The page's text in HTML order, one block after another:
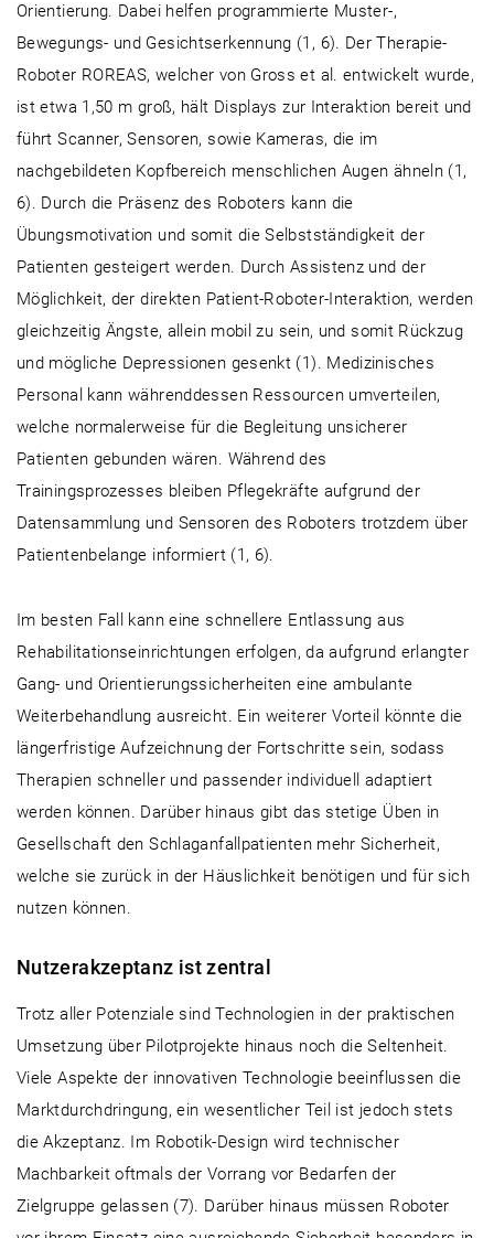
Orientierung. Dabei helfen programmierte Muster-,
Bewegungs- und Gesichtserkennung (1, 6). Der Therapie-
Roboter ROREAS, welcher von Gross et al. entwickelt wurde,
ist etwa 1,50 m groß, hält Displays zur Interaktion bereit und
führt Scanner, Sensoren, sowie Kameras, die im
nachgebildeten Kopfbereich menschlichen Augen ähneln (1,
6). Durch die Präsenz des Roboters kann die
Übungsmotivation und somit die Selbstständigkeit der
Patienten gesteigert werden. Durch Assistenz und der
Möglichkeit, der direkten Patient-Roboter-Interaktion, werden
gleichzeitig Ängste, allein mobil zu sein, und somit Rückzug
und mögliche Depressionen gesenkt (1). Medizinisches
Personal kann währenddessen Ressourcen umverteilen,
welche normalerweise für die Begleitung unsicherer
Patienten gebunden wären. Während des
Trainingsprozesses bleiben Pflegekräfte aufgrund der
Datensammlung und Sensoren des Roboters trotzdem über
Patientenbelange informiert (1, 6).
Im besten Fall kann eine schnellere Entlassung aus
Rehabilitationseinrichtungen erfolgen, da aufgrund erlangter
Gang- und Orientierungssicherheiten eine ambulante
Weiterbehandlung ausreicht. Ein weiterer Vorteil könnte die
längerfristige Aufzeichnung der Fortschritte sein, sodass
Therapien schneller und passender individuell adaptiert
werden können. Darüber hinaus gibt das stetige Üben in
Gesellschaft den Schlaganfallpatienten mehr Sicherheit,
welche sie zurück in der Häuslichkeit benötigen und für sich
nutzen können.
Nutzerakzeptanz ist zentral
Trotz aller Potenziale sind Technologien in der praktischen
Umsetzung über Pilotprojekte hinaus noch die Seltenheit.
Viele Aspekte der innovativen Technologie beeinflussen die
Marktdurchdringung, ein wesentlicher Teil ist jedoch stets
die Akzeptanz. Im Robotik-Design wird technischer
Machbarkeit oftmals der Vorrang vor Bedarfen der
Zielgruppe gelassen (7). Darüber hinaus müssen Roboter